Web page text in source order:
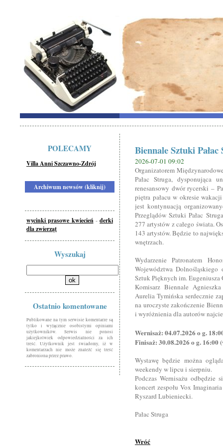
POLECAMY
Villa Anni Szczawno-Zdrój
Archiwum newsów (kliknij)
wycinki prasowe kwiecień - derki
dla zwierząt
Wyszukaj
Ostatnio komentowane
Publikowane na tym serwisie komentarze są
tylko i wyłącznie osobistymi opiniami
użytkowników. Serwis nie ponosi
jakiejkolwiek odpowiedzialności za ich
treść. Użytkownik jest świadomy, iż w
komentarzach nie może znaleźć się treść
zabroniona przez prawo.
Biennale Sztuki Pałac
2026-07-01 09:02
Organizatorem
Pałac Struga, dysponująca
renesansowy dwór rycerski –
piętra pałacu w okresie
jest kontynuacją
Przeglądów Sztuki Pałac
277 artystów z całego świata.
143 artystów. Będzie to
wnętrzach.
Wydarzenie Patronatem
Województwa
Sztuk Pięknych im. Eugeniusza
Komisarz Biennale
Aurelia Tymińska serdecznie
na uroczyste zakończenie
i wyróżnienia dla autorów
Wernisaż: 04.07.2026 o g.
Finisaż: 30.08.2026 o g. 16:00
Wystawę będzie można
weekendy w lipcu i sierpniu.
Podczas Wernisażu odbędzie
koncert zespołu Vox
Ryszard Lubieniecki.
Pałac Struga
Wróć